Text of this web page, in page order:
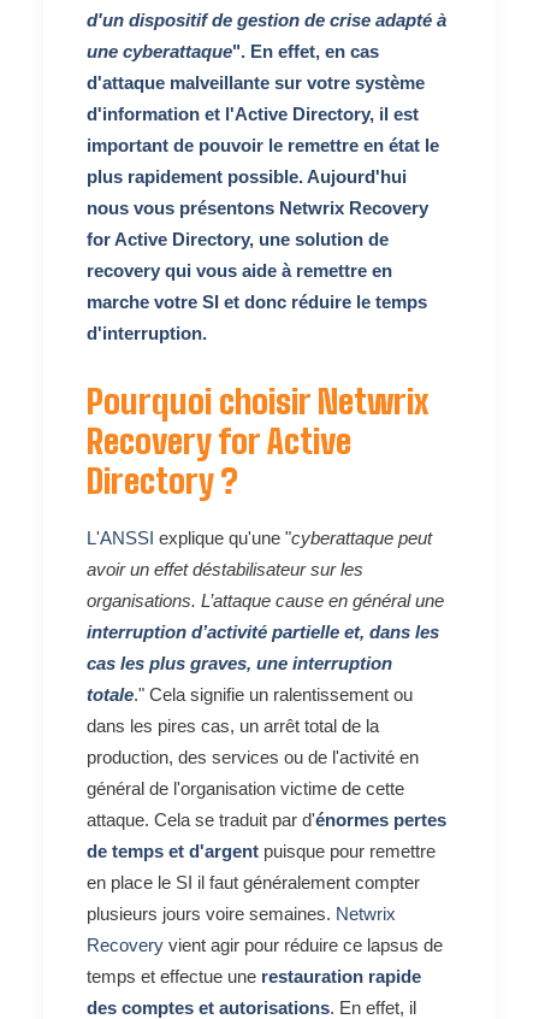
d'un dispositif de gestion de crise adapté à
une cyberattaque". En effet, en cas
d'attaque malveillante sur votre système
d'information et l'Active Directory, il est
important de pouvoir le remettre en état le
plus rapidement possible. Aujourd'hui
nous vous présentons Netwrix Recovery
for Active Directory, une solution de
recovery qui vous aide à remettre en
marche votre SI et donc réduire le temps
d'interruption.
Pourquoi choisir Netwrix
Recovery for Active
Directory ?
L'ANSSI explique qu'une "cyberattaque peut
avoir un effet déstabilisateur sur les
organisations. L’attaque cause en général une
interruption d’activité partielle et, dans les
cas les plus graves, une interruption
totale." Cela signifie un ralentissement ou
dans les pires cas, un arrêt total de la
production, des services ou de l'activité en
général de l'organisation victime de cette
attaque. Cela se traduit par d'énormes pertes
de temps et d'argent puisque pour remettre
en place le SI il faut généralement compter
plusieurs jours voire semaines. Netwrix
Recovery vient agir pour réduire ce lapsus de
temps et effectue une restauration rapide
des comptes et autorisations. En effet, il